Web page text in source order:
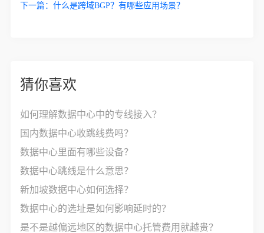
下一篇：什么是跨域BGP？有哪些应用场景？
猜你喜欢
如何理解数据中心中的专线接入？
国内数据中心收跳线费吗？
数据中心里面有哪些设备？
数据中心跳线是什么意思？
新加坡数据中心如何选择？
数据中心的选址是如何影响延时的？
是不是越偏远地区的数据中心托管费用就越贵？